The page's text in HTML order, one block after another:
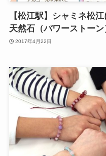
【松江駅】シャミネ
天然石（パワーストー
2017年4月22日